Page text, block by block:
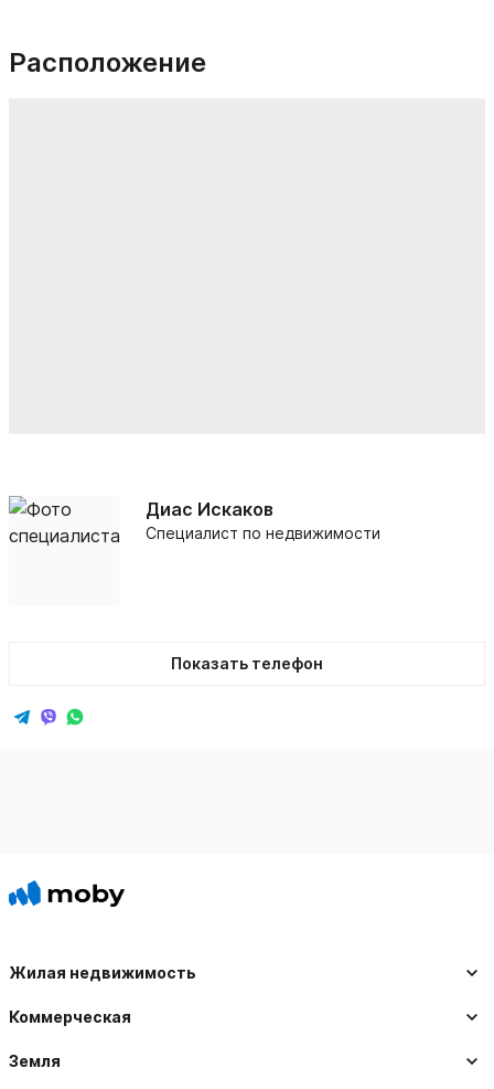
Расположение
Диас Искаков
Специалист по недвижимости
Показать телефон
Жилая недвижимость
Коммерческая
Земля